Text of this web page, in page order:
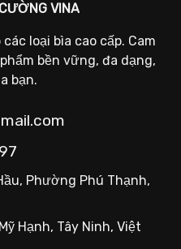
VINA
loại bìa cao cấp. Cam
bền vững, đa dạng,
bạn.
Phường Phú Thạnh,
Hạnh, Tây Ninh, Việt